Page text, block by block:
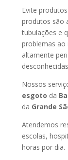
Evite
produtos são
tubulações e
problemas ao
altamente
Nossos
esgoto da
da Grande
Atendemos
escolas,
horas por dia.